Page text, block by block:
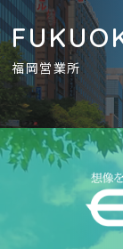
福岡営業所